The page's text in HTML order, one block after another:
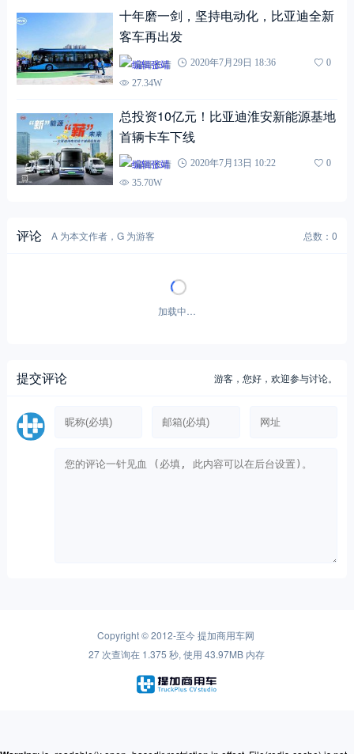
十年磨一剑，坚持电动化，比亚迪全新
客车再出发
编辑张靖 2020年7月29日 18:36
0
27.34W
总投资10亿元！比亚迪淮安新能源基地
首辆卡车下线
编辑张靖 2020年7月13日 10:22
0
35.70W
评论 A 为本文作者，G 为游客 总数：0
加载中…
提交评论 游客，您好，欢迎参与讨论。
Copyright © 2012-至今提加商用车网
27 次查询在 1.375 秒, 使用 43.97MB 内存